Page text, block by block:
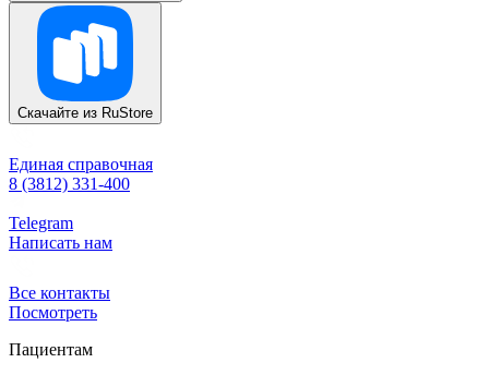
Скачайте из RuStore
Единая справочная
8 (3812) 331-400
Telegram
Написать нам
Все контакты
Посмотреть
Пациентам